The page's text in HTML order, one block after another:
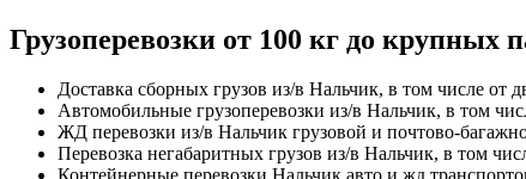
Грузоперевозки от 100 кг до крупных
Доставка сборных грузов из/в Нальчик, в том числе от
Автомобильные грузоперевозки из/в Нальчик, в том
ЖД перевозки из/в Нальчик грузовой и почтово-
Перевозка негабаритных грузов из/в Нальчик, в том